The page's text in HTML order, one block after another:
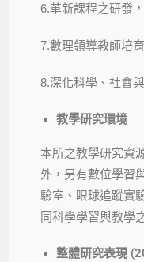
6.革新課程之研發
7.數理領導教師培
8.深化科學、社會
教學研究環境
本所之教學研究資
外，另有數位學習
驗室、眼球追蹤實
同科學學習與教學
整體研究表現